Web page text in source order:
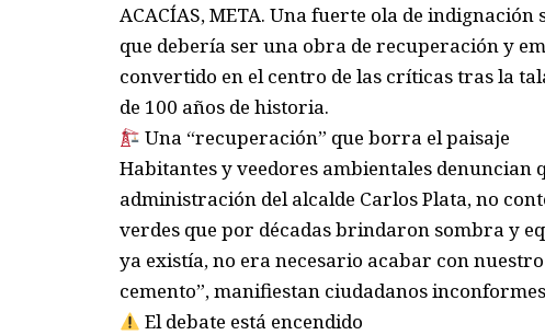
ACACÍAS, META. Una fuerte ola de
que debería ser una obra de recuperación y
convertido en el centro de las críticas tras la
de 100 años de historia.
Una “recuperación” que borra el paisaje
Habitantes y veedores ambientales
administración del alcalde Carlos Plata, no
verdes que por décadas brindaron sombra y
ya existía, no era necesario acabar con
cemento”, manifiestan ciudadanos
El debate está encendido